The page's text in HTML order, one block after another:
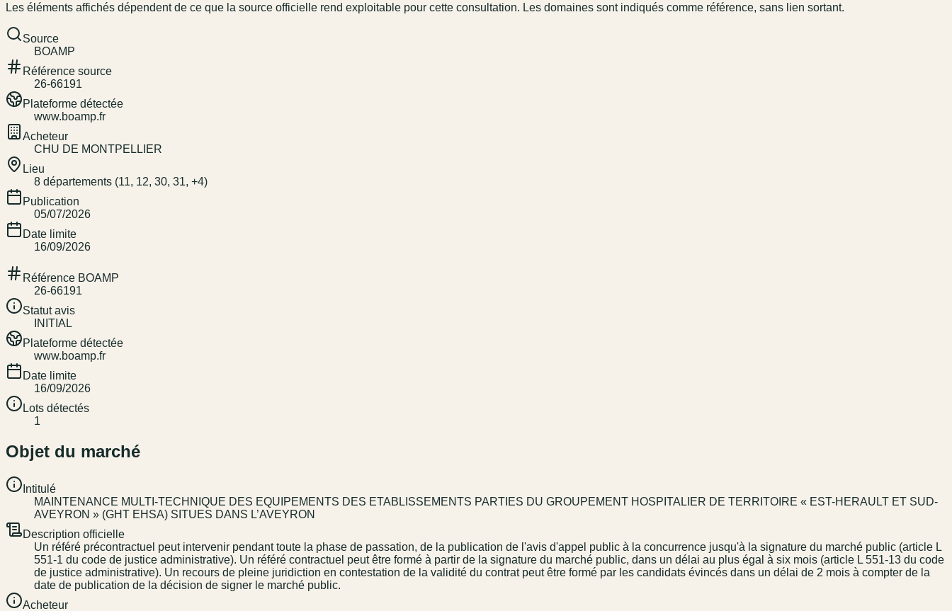
Les éléments affichés dépendent de ce que la source officielle rend exploitable pour cette consultation. Les domaines sont indiqués comme référence, sans lien sortant.
Source
BOAMP
Référence source
26-66191
Plateforme détectée
www.boamp.fr
Acheteur
CHU DE MONTPELLIER
Lieu
8 départements (11, 12, 30, 31, +4)
Publication
05/07/2026
Date limite
16/09/2026
Référence BOAMP
26-66191
Statut avis
INITIAL
Plateforme détectée
www.boamp.fr
Date limite
16/09/2026
Lots détectés
1
Objet du marché
Intitulé
MAINTENANCE MULTI-TECHNIQUE DES EQUIPEMENTS DES ETABLISSEMENTS PARTIES DU GROUPEMENT HOSPITALIER DE TERRITOIRE « EST-HERAULT ET SUD-
AVEYRON » (GHT EHSA) SITUES DANS L’AVEYRON
Description officielle
Un référé précontractuel peut intervenir pendant toute la phase de passation, de la publication de l'avis d'appel public à la concurrence jusqu'à la signature du marché public (article L
551-1 du code de justice administrative). Un référé contractuel peut être formé à partir de la signature du marché public, dans un délai au plus égal à six mois (article L 551-13 du code
de justice administrative). Un recours de pleine juridiction en contestation de la validité du contrat peut être formé par les candidats évincés dans un délai de 2 mois à compter de la
date de publication de la décision de signer le marché public.
Acheteur